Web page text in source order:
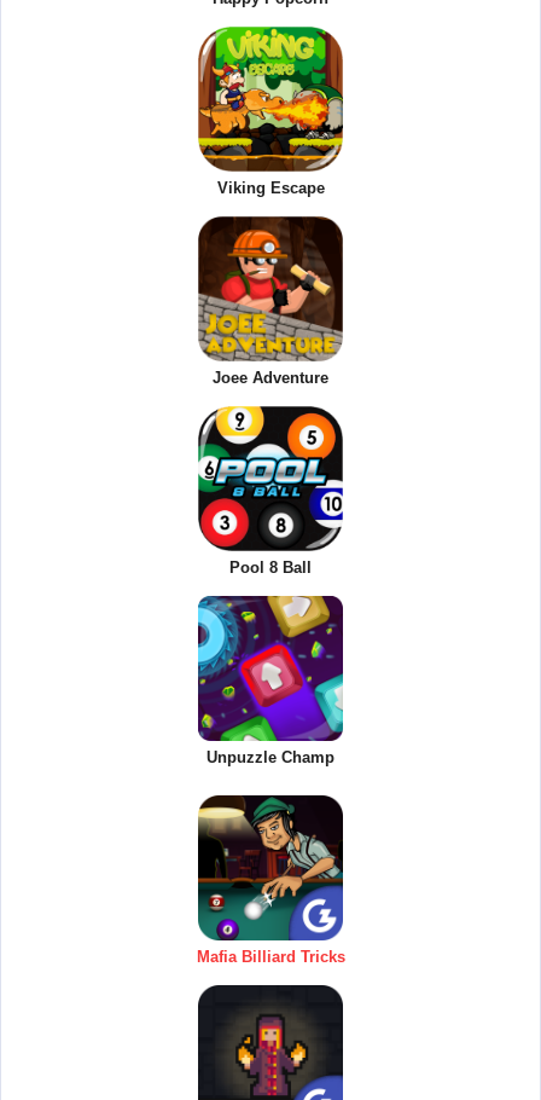
Viking Escape
Joee Adventure
Pool 8 Ball
Unpuzzle Champ
Mafia Billiard Tricks